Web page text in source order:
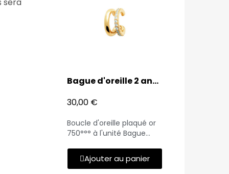
Bague d'oreille 2 anneaux
30,00 €
Boucle d'oreille plaqué or
750°°° à l'unité Bague
un pavé d'oxydes de
zirconium blancs
Ajouter au panier